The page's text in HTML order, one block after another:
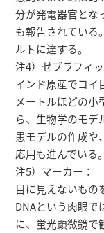
分が発電器官とな
も報告されている
ルトに達する。
注4）ゼブラフィ
インド原産でコイ
メートルほどの小
ら、生物学のモデ
患モデルの作成や
応用も進んでいる
注5）マーカー：
目に見えないもの
DNAという肉眼で
に、蛍光顕微鏡で